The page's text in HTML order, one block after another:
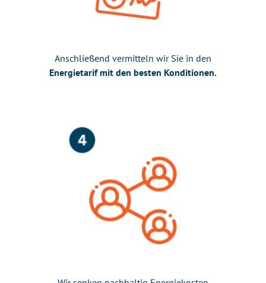
Anschließend vermitteln wir Sie in den
Energietarif mit den besten Konditionen.